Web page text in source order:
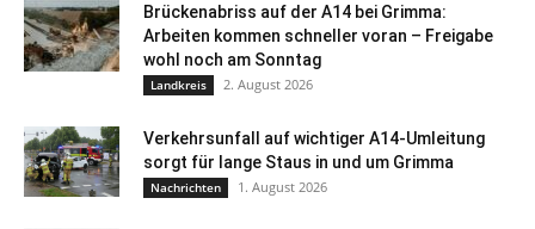
Brückenabriss auf der A14 bei Grimma:
Arbeiten kommen schneller voran – Freigabe
wohl noch am Sonntag
Landkreis 2. August 2026
Verkehrsunfall auf wichtiger A14-Umleitung
sorgt für lange Staus in und um Grimma
Nachrichten 1. August 2026